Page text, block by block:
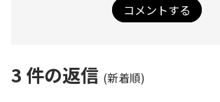
コメントする
3 件の返信 (新着順)